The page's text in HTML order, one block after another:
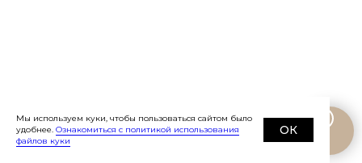
Мы используем куки, чтобы пользоваться сайтом было
удобнее. Ознакомиться с политикой использования
файлов куки
ОК